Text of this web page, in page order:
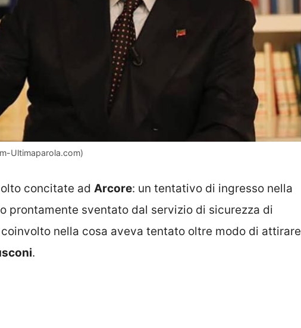
Ultimaparola.com)
concitate ad Arcore: un tentativo di ingresso nella
prontamente sventato dal servizio di sicurezza di
nella cosa aveva tentato oltre modo di attirare
.